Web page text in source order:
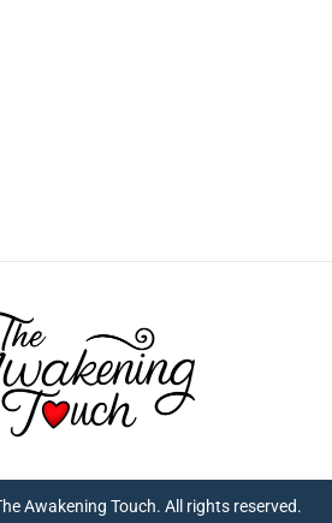
Awakening Touch. All rights reserved.